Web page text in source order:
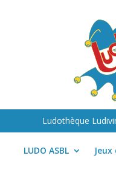
Ludothèque
LUDO ASBL